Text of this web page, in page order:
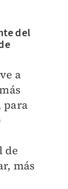
del
a
para
de
más